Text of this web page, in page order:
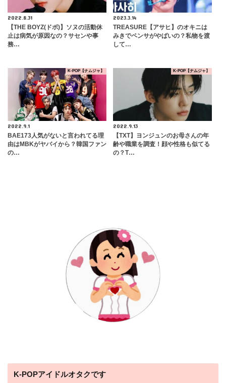
2022.8.31
【THE BOYZ(ドボ)】ソヌの活動休
止は病気が原因なの？サセンや事
務…
2023.3.14
TREASURE【アサヒ】のオキニは
みきでペンサがやばいの？私物を渡
して…
K-POP【ナムジャ】
2022.9.1
BAE173人気がないと言われてる理
由はMBKがヤバイから？韓国ファン
の…
K-POP【ナムジャ】
2022.9.13
【TXT】ヨンジュンのお母さんの年
齢や職業を調査！顔や性格も似てる
の？T…
K-POPアイドルオタクです